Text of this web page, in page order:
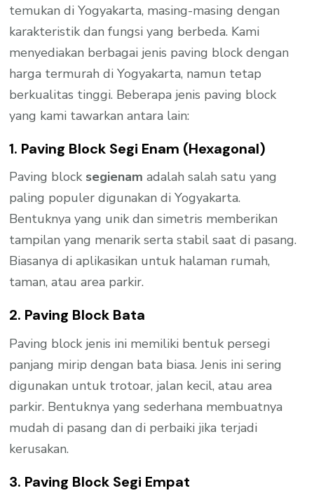
temukan di Yogyakarta, masing-masing dengan
karakteristik dan fungsi yang berbeda. Kami
menyediakan berbagai jenis paving block dengan
harga termurah di Yogyakarta, namun tetap
berkualitas tinggi. Beberapa jenis paving block
yang kami tawarkan antara lain:
1. Paving Block Segi Enam (Hexagonal)
Paving block segienam adalah salah satu yang
paling populer digunakan di Yogyakarta.
Bentuknya yang unik dan simetris memberikan
tampilan yang menarik serta stabil saat di pasang.
Biasanya di aplikasikan untuk halaman rumah,
taman, atau area parkir.
2. Paving Block Bata
Paving block jenis ini memiliki bentuk persegi
panjang mirip dengan bata biasa. Jenis ini sering
digunakan untuk trotoar, jalan kecil, atau area
parkir. Bentuknya yang sederhana membuatnya
mudah di pasang dan di perbaiki jika terjadi
kerusakan.
3. Paving Block Segi Empat